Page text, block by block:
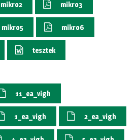
mikro2 mikro3
mikro5 mikro6
tesztek
11_ea_vigh
1_ea_vigh 2_ea_vigh